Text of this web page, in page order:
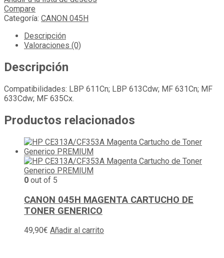
Compare
Categoría: CANON 045H
Descripción
Valoraciones (0)
Descripción
Compatibilidades: LBP 611Cn; LBP 613Cdw; MF 631Cn; MF
633Cdw; MF 635Cx.
Productos relacionados
0 out of 5
CANON 045H MAGENTA CARTUCHO DE
TONER GENERICO
49,90€ Añadir al carrito